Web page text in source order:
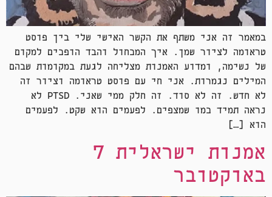
במאמר זה אני משתף את הקשר האישי שלי בין פוסט
טראומה לציור שמן. איך המכחול והבד הופכים למקום
של נשימה, ומדוע האמנות מצליחה לגעת במקומות שבהם
המילים נגמרות. אני חי עם פוסט טראומה וציור זה
לא חדש. זה לא סוד. זה חלק ממי שאני. PTSD לא
נראה תמיד כמו שמצפים. לפעמים הוא שקט. לפעמים
הוא […]
אמנות ישראלית 7
באוקטובר